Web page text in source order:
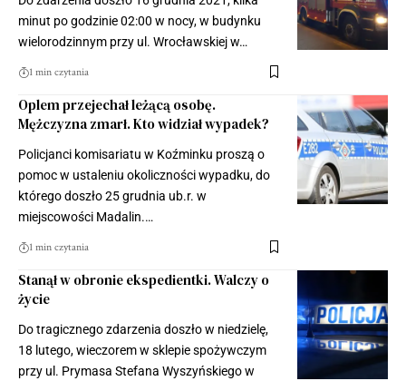
minut po godzinie 02:00 w nocy, w budynku
wielorodzinnym przy ul. Wrocławskiej w…
1 min czytania
Oplem przejechał leżącą osobę.
Mężczyzna zmarł. Kto widział wypadek?
Policjanci komisariatu w Koźminku proszą o
pomoc w ustaleniu okoliczności wypadku, do
którego doszło 25 grudnia ub.r. w
miejscowości Madalin.…
1 min czytania
Stanął w obronie ekspedientki. Walczy o
życie
Do tragicznego zdarzenia doszło w niedzielę,
18 lutego, wieczorem w sklepie spożywczym
przy ul. Prymasa Stefana Wyszyńskiego w